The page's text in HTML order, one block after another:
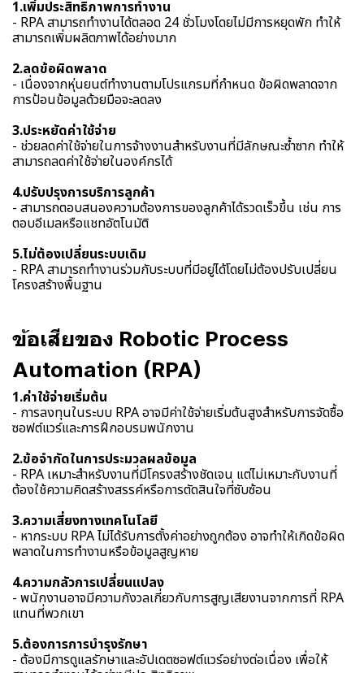
1.เพิ่มประสิทธิภาพการทำงาน
- RPA สามารถทำงานได้ตลอด 24 ชั่วโมงโดยไม่มีการหยุดพัก ทำให้
สามารถเพิ่มผลิตภาพได้อย่างมาก
2.ลดข้อผิดพลาด
- เนื่องจากหุ่นยนต์ทำงานตามโปรแกรมที่กำหนด ข้อผิดพลาดจาก
การป้อนข้อมูลด้วยมือจะลดลง
3.ประหยัดค่าใช้จ่าย
- ช่วยลดค่าใช้จ่ายในการจ้างงานสำหรับงานที่มีลักษณะซ้ำซาก ทำให้
สามารถลดค่าใช้จ่ายในองค์กรได้
4.ปรับปรุงการบริการลูกค้า
- สามารถตอบสนองความต้องการของลูกค้าได้รวดเร็วขึ้น เช่น การ
ตอบอีเมลหรือแชทอัตโนมัติ
5.ไม่ต้องเปลี่ยนระบบเดิม
- RPA สามารถทำงานร่วมกับระบบที่มีอยู่ได้โดยไม่ต้องปรับเปลี่ยน
โครงสร้างพื้นฐาน
ข้อเสียของ Robotic Process
Automation (RPA)
1.ค่าใช้จ่ายเริ่มต้น
- การลงทุนในระบบ RPA อาจมีค่าใช้จ่ายเริ่มต้นสูงสำหรับการจัดซื้อ
ซอฟต์แวร์และการฝึกอบรมพนักงาน
2.ข้อจำกัดในการประมวลผลข้อมูล
- RPA เหมาะสำหรับงานที่มีโครงสร้างชัดเจน แต่ไม่เหมาะกับงานที่
ต้องใช้ความคิดสร้างสรรค์หรือการตัดสินใจที่ซับซ้อน
3.ความเสี่ยงทางเทคโนโลยี
- หากระบบ RPA ไม่ได้รับการตั้งค่าอย่างถูกต้อง อาจทำให้เกิดข้อผิด
พลาดในการทำงานหรือข้อมูลสูญหาย
4.ความกลัวการเปลี่ยนแปลง
- พนักงานอาจมีความกังวลเกี่ยวกับการสูญเสียงานจากการที่ RPA
แทนที่พวกเขา
5.ต้องการการบำรุงรักษา
- ต้องมีการดูแลรักษาและอัปเดตซอฟต์แวร์อย่างต่อเนื่อง เพื่อให้